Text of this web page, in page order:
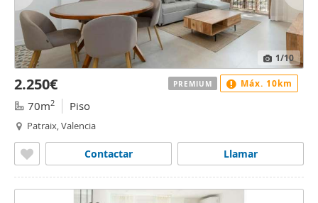
1/10
2.250€
70m2 Piso
Patraix, Valencia
Llamar
Contactar
PREMIUM Máx. 10km